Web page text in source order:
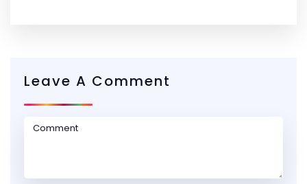
Leave A Comment